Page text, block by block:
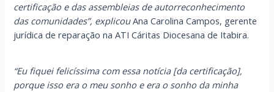
certificação e das assembleias de autorreconhecimento
das comunidades”, explicouAna Carolina Campos, gerente
jurídica de reparação na ATI Cáritas Diocesana de Itabira.
“Eu fiquei felicíssima com essa notícia [da certificação],
porque isso era o meu sonho e era o sonho da minha